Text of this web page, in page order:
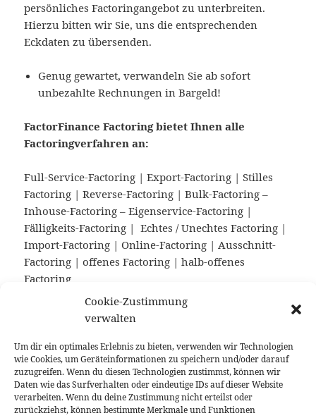
Cookie-Zustimmung
verwalten
Um dir ein optimales Erlebnis zu bieten, verwenden wir Technologien
wie Cookies, um Geräteinformationen zu speichern und/oder darauf
zuzugreifen. Wenn du diesen Technologien zustimmst, können wir
Daten wie das Surfverhalten oder eindeutige IDs auf dieser Website
verarbeiten. Wenn du deine Zustimmung nicht erteilst oder
zurückziehst, können bestimmte Merkmale und Funktionen
persönliches Factoringangebot zu unterbreiten.
Hierzu bitten wir Sie, uns die entsprechenden
Eckdaten zu übersenden.
Genug gewartet, verwandeln Sie ab sofort
unbezahlte Rechnungen in Bargeld!
FactorFinance Factoring bietet Ihnen alle
Factoringverfahren an:
Full-Service-Factoring | Export-Factoring | Stilles
Factoring | Reverse-Factoring | Bulk-Factoring –
Inhouse-Factoring – Eigenservice-Factoring |
Fälligkeits-Factoring | Echtes / Unechtes Factoring |
Import-Factoring | Online-Factoring | Ausschnitt-
Factoring | offenes Factoring | halb-offenes
Factoring
Unsere Vergütung:
Die Vergütung der FactorFinance Factoring für den
vermittelten und betreuten Factoringvertrag ist
Bestandteil der Factoringprämie und wird von dem
jeweiligen Factoringanbieter vergütet. Der
Auftraggeber schuldet somit FactorFinance